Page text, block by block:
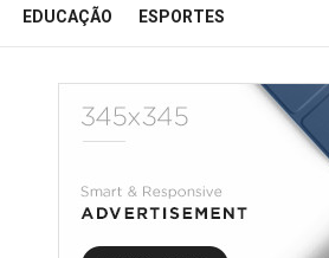
EDUCAÇÃO ESPORTES